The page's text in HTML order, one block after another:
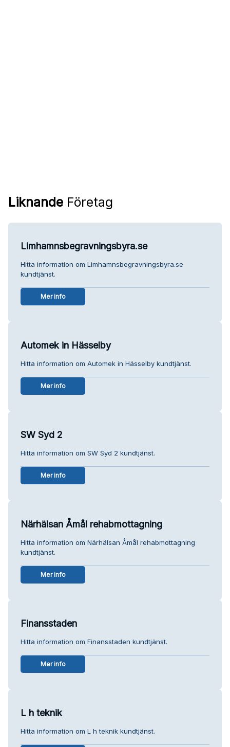
Liknande Företag
Limhamnsbegravningsbyra.se
Hitta information om Limhamnsbegravningsbyra.se
kundtjänst.
Mer info
Automek in Hässelby
Hitta information om Automek in Hässelby kundtjänst.
Mer info
SW Syd 2
Hitta information om SW Syd 2 kundtjänst.
Mer info
Närhälsan Åmål rehabmottagning
Hitta information om Närhälsan Åmål rehabmottagning
kundtjänst.
Mer info
Finansstaden
Hitta information om Finansstaden kundtjänst.
Mer info
L h teknik
Hitta information om L h teknik kundtjänst.